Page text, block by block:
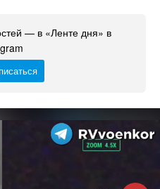
— в «Ленте дня» в